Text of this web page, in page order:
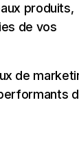
produits,
de vos
de